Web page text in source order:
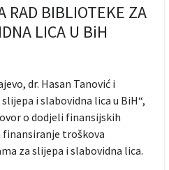
RAD BIBLIOTEKE ZA
LICA U BiH
dr. Hasan Tanović i
i slabovidna lica u BiH“,
o dodjeli finansijskih
finansiranje troškova
za slijepa i slabovidna lica.